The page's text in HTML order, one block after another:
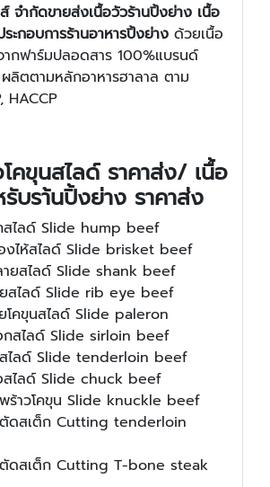
จำกัดขายส่งเนื้อวัวร้านปิ้งย่าง เนื้อ
ะกอบการร้านอาหารปิ้งย่าง ด้วยเนื้อ
กฟาร์มปลอดสาร 100%แบรนด์
ลิตตามหลักอาหารฮาลาล ตาม
HACCP
คขุนสไลด์ ราคาส่ง/ เนื้อ
บรา้นปิ้งย่าง ราคาส่ง
สไลด์ Slide hump beef
องไห้สไลด์ Slide brisket beef
ายสไลด์ Slide shank beef
ยสไลด์ Slide rib eye beef
โคขุนสไลด์ Slide paleron
กสไลด์ Slide sirloin beef
สไลด์ Slide tenderloin beef
สไลด์ Slide chuck beef
พร้าวโคขุน Slide knuckle beef
ตัดสเต็ก Cutting tenderloin
ตัดสเต็ก Cutting T-bone steak